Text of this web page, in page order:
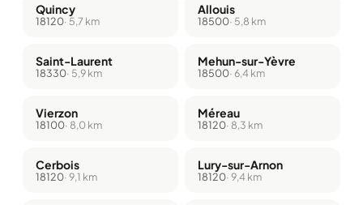
Quincy
18120· 5,7 km
Allouis
18500· 5,8 km
Saint-Laurent
18330· 5,9 km
Mehun-sur-Yèvre
18500· 6,4 km
Vierzon
18100· 8,0 km
Méreau
18120· 8,3 km
Cerbois
18120· 9,1 km
Lury-sur-Arnon
18120· 9,4 km